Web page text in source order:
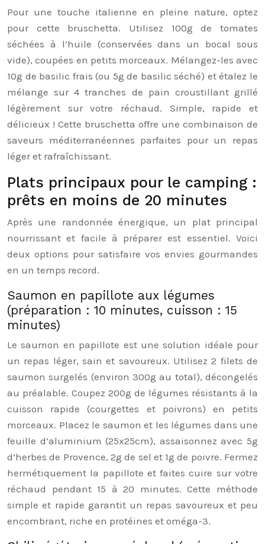
Pour une touche italienne en pleine nature, optez
pour cette bruschetta. Utilisez 100g de tomates
séchées à l’huile (conservées dans un bocal sous
vide), coupées en petits morceaux. Mélangez-les avec
10g de basilic frais (ou 5g de basilic séché) et étalez le
mélange sur 4 tranches de pain croustillant grillé
légèrement sur votre réchaud. Simple, rapide et
délicieux ! Cette bruschetta offre une combinaison de
saveurs méditerranéennes parfaites pour un repas
léger et rafraîchissant.
Plats principaux pour le camping :
prêts en moins de 20 minutes
Après une randonnée énergique, un plat principal
nourrissant et facile à préparer est essentiel. Voici
deux options pour satisfaire vos envies gourmandes
en un temps record.
Saumon en papillote aux légumes
(préparation : 10 minutes, cuisson : 15
minutes)
Le saumon en papillote est une solution idéale pour
un repas léger, sain et savoureux. Utilisez 2 filets de
saumon surgelés (environ 300g au total), décongelés
au préalable. Coupez 200g de légumes résistants à la
cuisson rapide (courgettes et poivrons) en petits
morceaux. Placez le saumon et les légumes dans une
feuille d’aluminium (25x25cm), assaisonnez avec 5g
d’herbes de Provence, 2g de sel et 1g de poivre. Fermez
hermétiquement la papillote et faites cuire sur votre
réchaud pendant 15 à 20 minutes. Cette méthode
simple et rapide garantit un repas savoureux et peu
encombrant, riche en protéines et oméga-3.